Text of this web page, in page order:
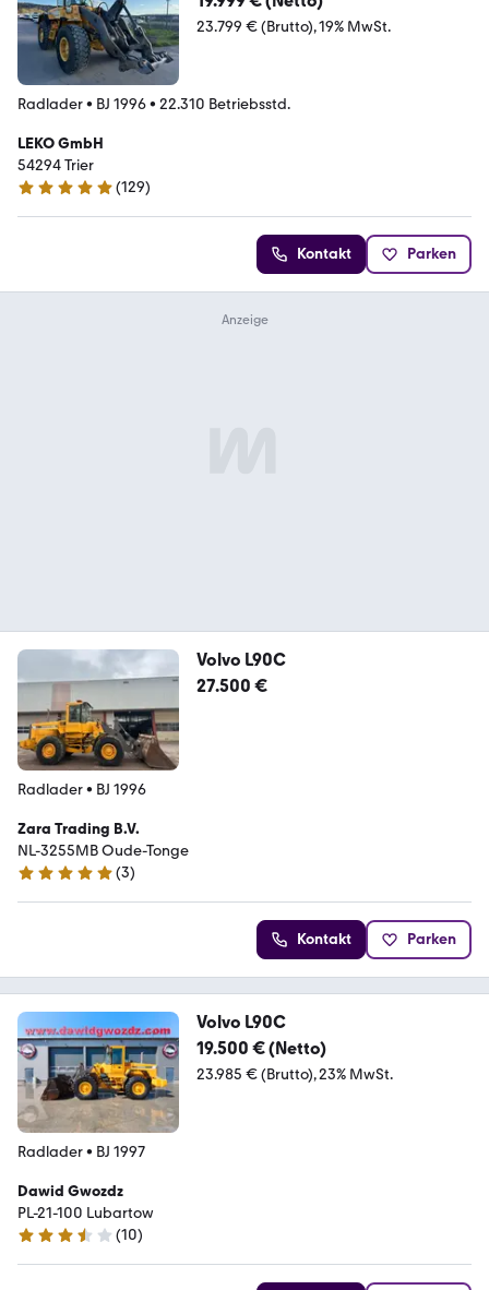
23.799 € (Brutto) 19% MwSt.
Radlader• BJ 1996• 22.310 Betriebsstd.
LEKO GmbH
54294 Trier
4.9 Sterne
(129)
Kontakt Parken
Volvo L90C
27.500 €
Radlader• BJ 1996
Zara Trading B.V.
NL-3255MB Oude-Tonge
5 Sterne
(3)
Kontakt Parken
Volvo L90C
19.500 € (Netto)
23.985 € (Brutto) 23% MwSt.
Radlader• BJ 1997
Dawid Gwozdz
PL-21-100 Lubartow
3.7 Sterne
(10)